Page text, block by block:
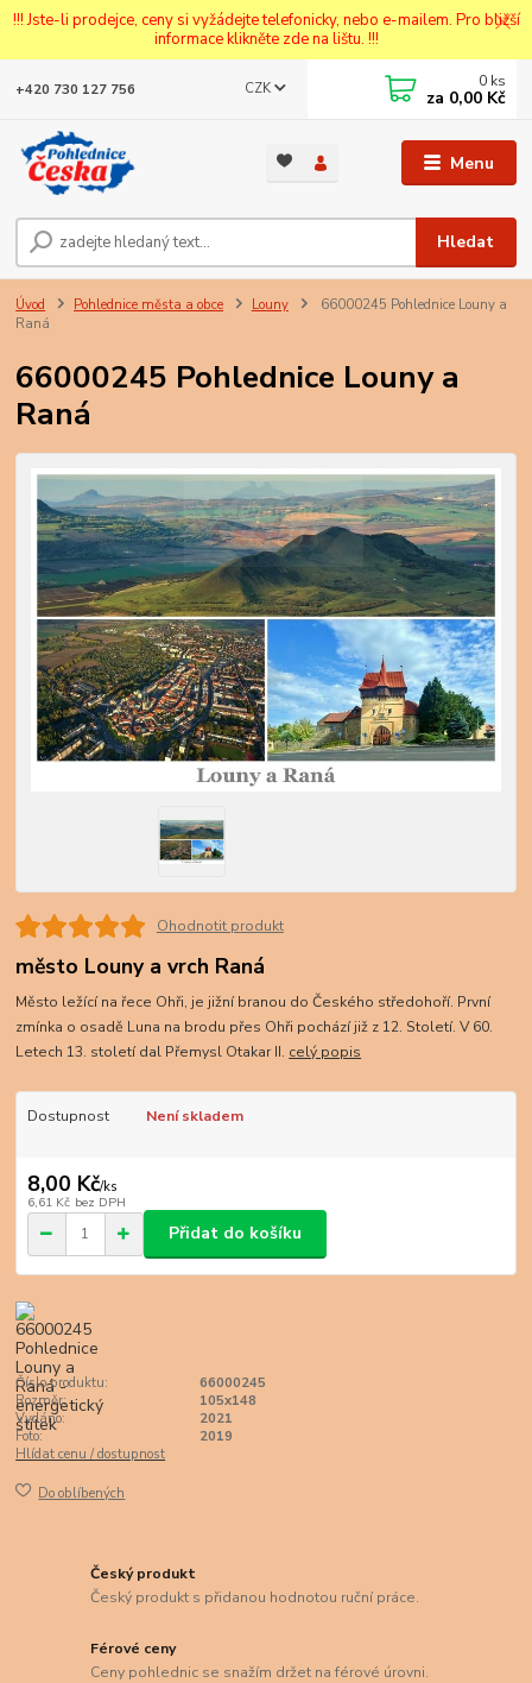
!!! Jste-li prodejce, ceny si vyžádejte telefonicky, nebo e-mailem. Pro bližší
informace klikněte zde na lištu. !!!
Menu
CZK
Hledat
+420 730 127 756 0 ks
za 0,00 Kč
Úvod Pohlednice města a obce Louny
66000245 Pohlednice Louny a
Raná
66000245 Pohlednice Louny a
Raná
Ohodnotit produkt
město Louny a vrch Raná
Město ležící na řece Ohři, je jižní branou do Českého středohoří. První
zmínka o osadě Luna na brodu přes Ohři pochází již z 12. Století. V 60.
Letech 13. století dal Přemysl Otakar II. celý popis
Dostupnost Není skladem
8,00 Kč/ks
6,61 Kč bez DPH
Přidat do košíku
Číslo produktu:
66000245
Rozměr:
105x148
Vydáno:
2021
Foto:
2019
Hlídat cenu / dostupnost
Do oblíbených
Český produkt
Český produkt s přidanou hodnotou ruční práce.
Férové ceny
Ceny pohlednic se snažím držet na férové úrovni.